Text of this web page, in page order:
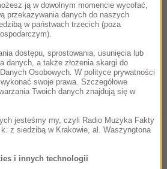
się 30 kwietnia 1920 r. Walczył
Zbrojnych oraz w Narodowej
ją w dowolnym momencie wycofać,
przekazywania danych do naszych
w państwach trzecich (poza
dostępu, sprostowania, usunięcia lub
danych, a także złożenia skargi do
Osobowych. W polityce prywatności
swoje prawa. Szczegółowe
Twoich danych znajdują się w
jesteśmy my, czyli Radio Muzyka Fakty
z siedzibą w Krakowie, al. Waszyngtona
i innych technologii